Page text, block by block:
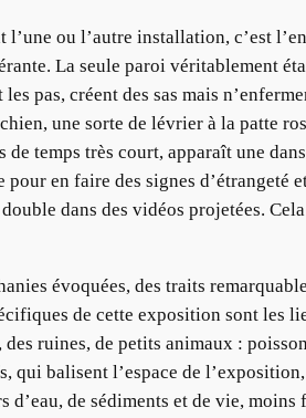
ou l’autre installation, c’est
La seule paroi véritablement
pas, créent des sas mais
une sorte de lévrier à la patte
temps très court, apparaît une
en faire des signes d’étrangeté
dans des vidéos projetées.
évoquées, des traits
de cette exposition sont les
ruines, de petits animaux :
balisent l’espace de
de sédiments et de vie,